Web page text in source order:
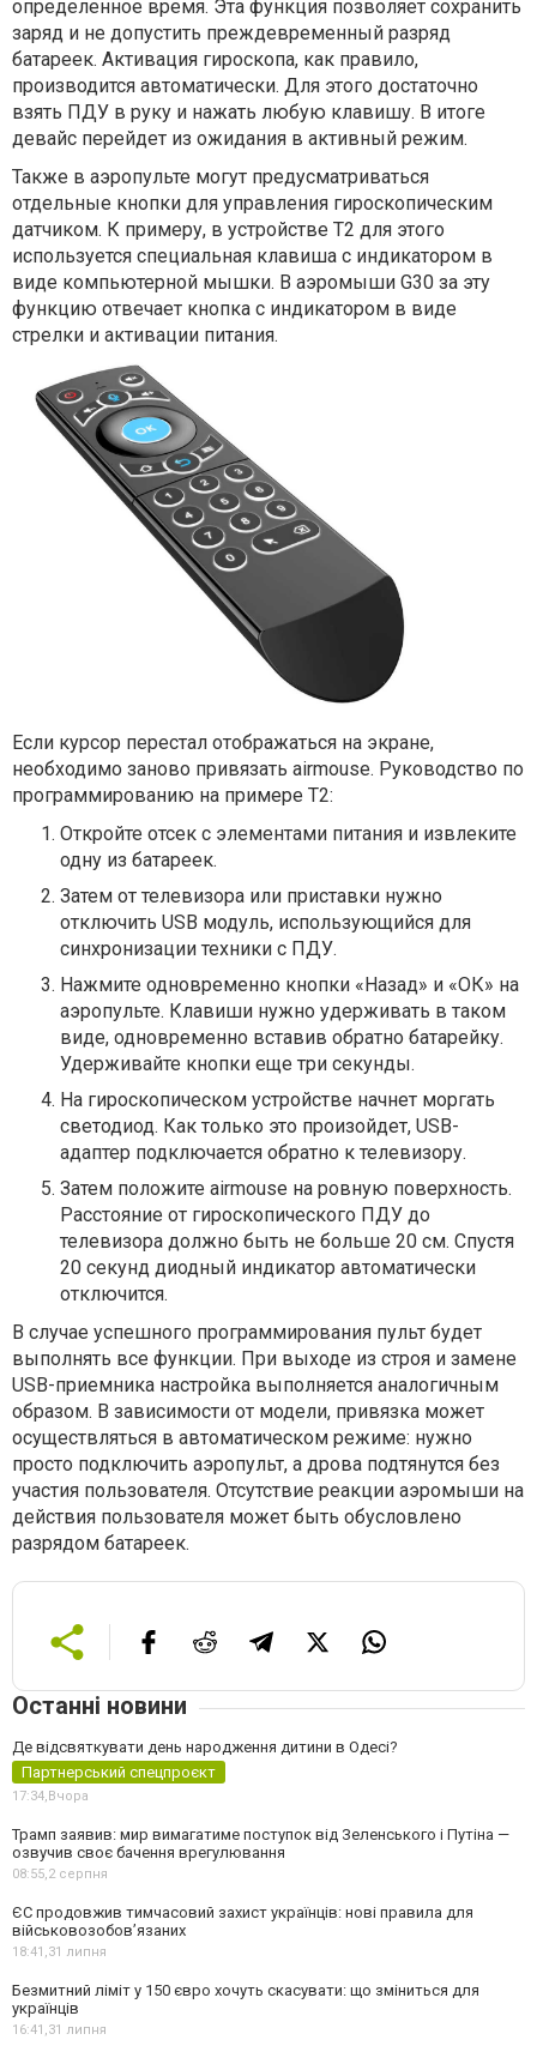
определенное время. Эта функция позволяет сохранить
заряд и не допустить преждевременный разряд
батареек. Активация гироскопа, как правило,
производится автоматически. Для этого достаточно
взять ПДУ в руку и нажать любую клавишу. В итоге
девайс перейдет из ожидания в активный режим.
Также в аэропульте могут предусматриваться
отдельные кнопки для управления гироскопическим
датчиком. К примеру, в устройстве Т2 для этого
используется специальная клавиша с индикатором в
виде компьютерной мышки. В аэромыши G30 за эту
функцию отвечает кнопка с индикатором в виде
стрелки и активации питания.
Если курсор перестал отображаться на экране,
необходимо заново привязать airmouse. Руководство по
программированию на примере Т2:
Откройте отсек с элементами питания и извлеките
одну из батареек.
Затем от телевизора или приставки нужно
отключить USB модуль, использующийся для
синхронизации техники с ПДУ.
Нажмите одновременно кнопки «Назад» и «ОК» на
аэропульте. Клавиши нужно удерживать в таком
виде, одновременно вставив обратно батарейку.
Удерживайте кнопки еще три секунды.
На гироскопическом устройстве начнет моргать
светодиод. Как только это произойдет, USB-
адаптер подключается обратно к телевизору.
Затем положите airmouse на ровную поверхность.
Расстояние от гироскопического ПДУ до
телевизора должно быть не больше 20 см. Спустя
20 секунд диодный индикатор автоматически
отключится.
В случае успешного программирования пульт будет
выполнять все функции. При выходе из строя и замене
USB-приемника настройка выполняется аналогичным
образом. В зависимости от модели, привязка может
осуществляться в автоматическом режиме: нужно
просто подключить аэропульт, а дрова подтянутся без
участия пользователя. Отсутствие реакции аэромыши на
действия пользователя может быть обусловлено
разрядом батареек.
Останні новини
Де відсвяткувати день народження дитини в Одесі?
Партнерський спецпроєкт
17:34, Вчора
Трамп заявив: мир вимагатиме поступок від Зеленського і Путіна —
озвучив своє бачення врегулювання
08:55,2 серпня
ЄС продовжив тимчасовий захист українців: нові правила для
військовозобов’язаних
18:41,31 липня
Безмитний ліміт у 150 євро хочуть скасувати: що зміниться для
українців
16:41,31 липня